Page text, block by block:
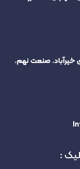
صنعت نهم.
: